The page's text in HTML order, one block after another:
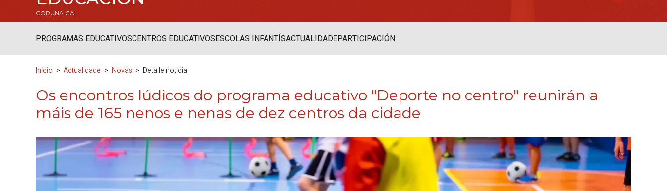
CORUNA.GAL
PROGRAMAS EDUCATIVOSCENTROS EDUCATIVOSESCOLAS INFANTÍSACTUALIDADEPARTICIPACIÓN
Inicio Actualidade Novas Detalle noticia
Os encontros lúdicos do programa educativo "Deporte no centro" reunirán a
máis de 165 nenos e nenas de dez centros da cidade